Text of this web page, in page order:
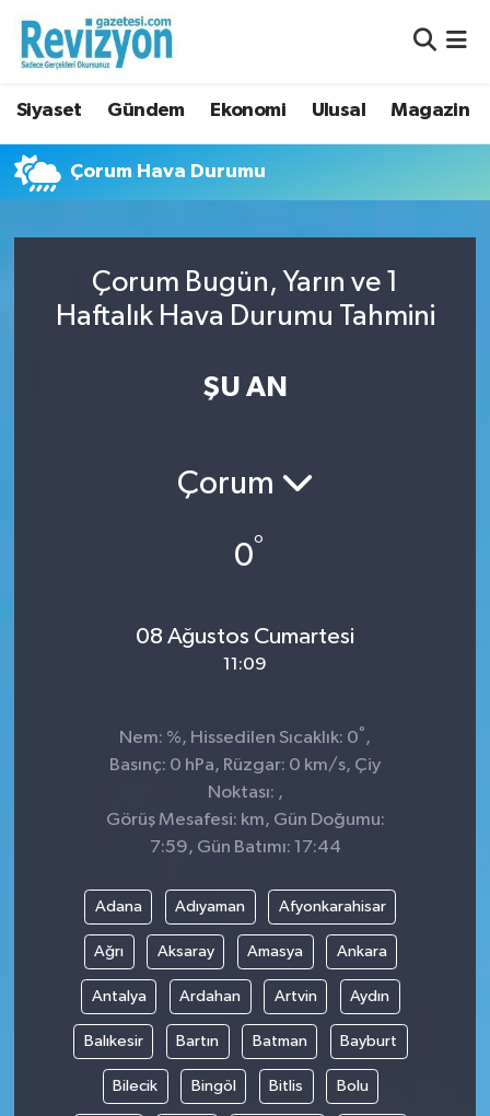
Siyaset Gündem Ekonomi Ulusal Magazin
Çorum Hava Durumu
Çorum Bugün, Yarın ve 1
Haftalık Hava Durumu Tahmini
ŞU AN
Çorum
0°
08 Ağustos Cumartesi
11:09
Nem: %, Hissedilen Sıcaklık: 0° ,
Basınç: 0 hPa, Rüzgar: 0 km/s, Çiy
Noktası: ,
Görüş Mesafesi: km, Gün Doğumu:
7:59, Gün Batımı: 17:44
Adana Adıyaman Afyonkarahisar
Ağrı Aksaray Amasya Ankara
Antalya Ardahan Artvin Aydın
Balıkesir Bartın Batman Bayburt
Bilecik Bingöl Bitlis Bolu
Süper Lig Puan Durumu ve Fikstür